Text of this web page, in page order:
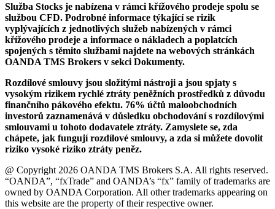
Služba Stocks je nabízena v rámci křížového prodeje spolu se
službou CFD. Podrobné informace týkající se rizik
vyplývajících z jednotlivých služeb nabízených v rámci
křížového prodeje a informace o nákladech a poplatcích
spojených s těmito službami najdete na webových stránkách
OANDA TMS Brokers v sekci Dokumenty.
Rozdílové smlouvy jsou složitými nástroji a jsou spjaty s
vysokým rizikem rychlé ztráty peněžních prostředků z důvodu
finančního pákového efektu. 76% účtů maloobchodních
investorů zaznamenává v důsledku obchodování s rozdílovými
smlouvami u tohoto dodavatele ztráty. Zamyslete se, zda
chápete, jak fungují rozdílové smlouvy, a zda si můžete dovolit
riziko vysoké riziko ztráty peněz.
@ Copyright 2026 OANDA TMS Brokers S.A. All rights reserved.
“OANDA”, “fxTrade” and OANDA’s “fx” family of trademarks are
owned by OANDA Corporation. All other trademarks appearing on
this website are the property of their respective owner.